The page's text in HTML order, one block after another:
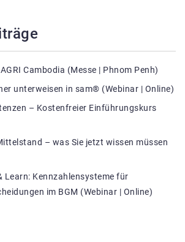
Cambodia (Messe | Phnom Penh)
unterweisen in sam® (Webinar | Online)
– Kostenfreier Einführungskurs
– was Sie jetzt wissen müssen
Learn: Kennzahlensysteme für
im BGM (Webinar | Online)